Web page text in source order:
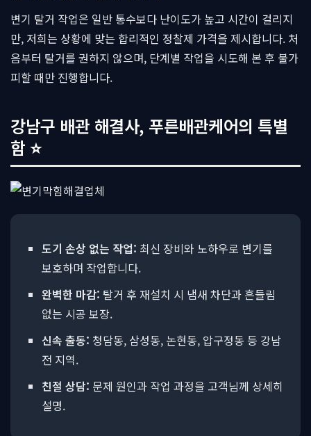
변기 탈거 작업은 일반 통수보다 난이도가 높고 시간이 걸리지
만, 저희는 상황에 맞는 합리적인 정찰제 가격을 제시합니다. 처
음부터 탈거를 권하지 않으며, 단계별 작업을 시도해 본 후 불가
피할 때만 진행합니다.
강남구 배관 해결사, 푸른배관케어의 특별
함 ⭐
도기 손상 없는 작업: 최신 장비와 노하우로 변기를
보호하며 작업합니다.
완벽한 마감: 탈거 후 재설치 시 냄새 차단과 흔들림
없는 시공 보장.
신속 출동: 청담동, 삼성동, 논현동, 압구정동 등 강남
전 지역.
친절 상담: 문제 원인과 작업 과정을 고객님께 상세히
설명.